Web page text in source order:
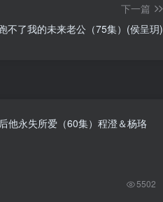
下一篇
不了我的未来老公（75集）(侯呈玥)
他永失所爱（60集）程澄＆杨珞
5502